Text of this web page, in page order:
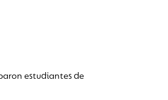
estudiantes de